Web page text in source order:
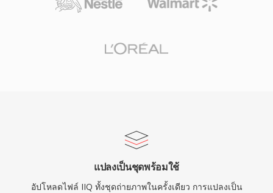
แปลงเป็นชุดพร้อมใช้
อัปโหลดไฟล์ IIQ ทั้งชุดถ่ายภาพในครั้งเดียว การแปลงเป็น